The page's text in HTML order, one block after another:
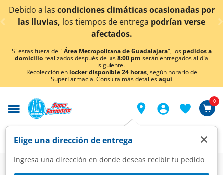
< div class="carousel-inner">
condiciones climáticas ocasionadas por
los tiempos de entregapodrían verse
¡Ahora
Si estas fuera del "Área Metropolitana de Guadalajara", los pedidos a
domicilio realizados después de las8:00 pm serán entregados al día
siguiente.
Recolección en locker disponible 24 horas, según horario de
SuperFarmacia. Consulta más detallesaquí
Elige una dirección de entrega
Ingresa una dirección en donde deseas recibir tu pedido
×
0
Dermo Cuidado facial Acné